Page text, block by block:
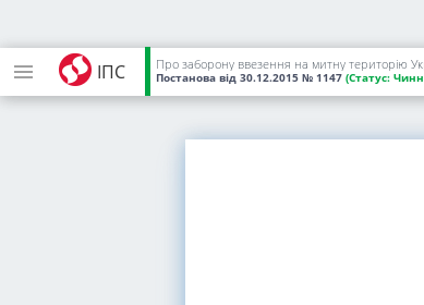
ІПС Про заборону ввезення на митну територію
Постанова від 30.12.2015 № 1147 (Статус: